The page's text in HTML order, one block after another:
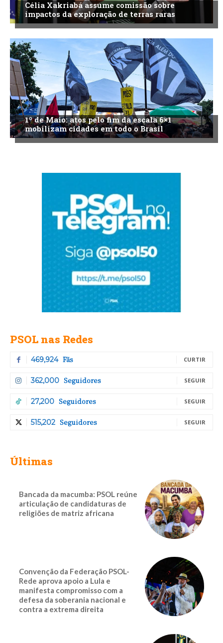
Célia Xakriabá assume comissão sobre
impactos da exploração de terras raras
1º de Maio: atos pelo fim da escala 6×1
mobilizam cidades em todo o Brasil
PSOL nas Redes
469,924 Fãs CURTIR
362,000 Seguidores SEGUIR
27,200 Seguidores SEGUIR
515,202 Seguidores SEGUIR
Últimas
Bancada da macumba: PSOL reúne
articulação de candidaturas de
religiões de matriz africana
Convenção da Federação PSOL-
Rede aprova apoio a Lula e
manifesta compromisso com a
defesa da soberania nacional e
contra a extrema direita